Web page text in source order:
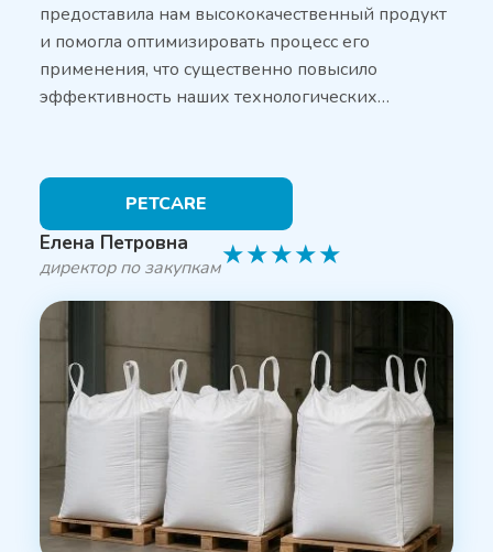
предоставила нам высококачественный продукт
и помогла оптимизировать процесс его
применения, что существенно повысило
эффективность наших технологических…
PETCARE
Елена Петровна
директор по закупкам★★★★★